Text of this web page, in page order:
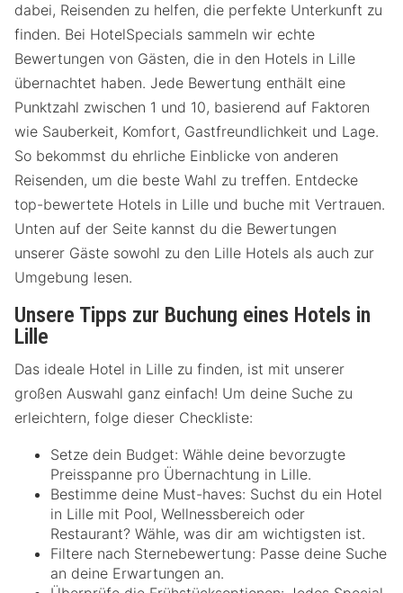
dabei, Reisenden zu helfen, die perfekte Unterkunft zu
finden. Bei HotelSpecials sammeln wir echte
Bewertungen von Gästen, die in den Hotels in Lille
übernachtet haben. Jede Bewertung enthält eine
Punktzahl zwischen 1 und 10, basierend auf Faktoren
wie Sauberkeit, Komfort, Gastfreundlichkeit und Lage.
So bekommst du ehrliche Einblicke von anderen
Reisenden, um die beste Wahl zu treffen. Entdecke
top-bewertete Hotels in Lille und buche mit Vertrauen.
Unten auf der Seite kannst du die Bewertungen
unserer Gäste sowohl zu den Lille Hotels als auch zur
Umgebung lesen.
Unsere Tipps zur Buchung eines Hotels in
Lille
Das ideale Hotel in Lille zu finden, ist mit unserer
großen Auswahl ganz einfach! Um deine Suche zu
erleichtern, folge dieser Checkliste:
Setze dein Budget: Wähle deine bevorzugte
Preisspanne pro Übernachtung in Lille.
Bestimme deine Must-haves: Suchst du ein Hotel
in Lille mit Pool, Wellnessbereich oder
Restaurant? Wähle, was dir am wichtigsten ist.
Filtere nach Sternebewertung: Passe deine Suche
an deine Erwartungen an.